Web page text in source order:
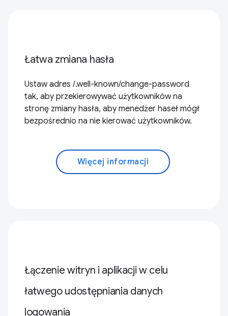
Łatwa zmiana hasła
Ustaw adres /.well-known/change-password
tak, aby przekierowywać użytkowników na
stronę zmiany hasła, aby menedżer haseł mógł
bezpośrednio na nie kierować użytkowników.
Więcej informacji
Łączenie witryn i aplikacji w celu
łatwego udostępniania danych
logowania